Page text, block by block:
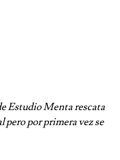
Estudio Menta rescata
pero por primera vez se